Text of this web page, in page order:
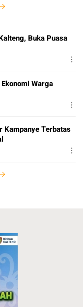
Buka Puasa
Warga
Kampanye Terbatas